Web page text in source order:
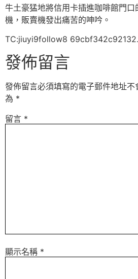
牛土豪猛地將信用卡插進咖啡館門口
機，販賣機發出痛苦的呻吟。
TC:jiuyi9follow8
發佈留言
發佈留言必須填寫的電子郵件地址不
為 *
留言 *
顯示名稱 *